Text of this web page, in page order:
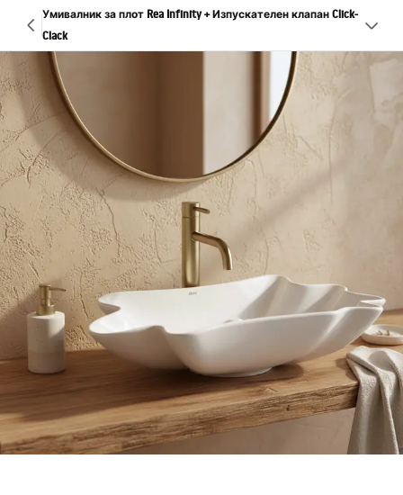
Умивалник за плот Rea Infinity + Изпускателен клапан Click-
Clack